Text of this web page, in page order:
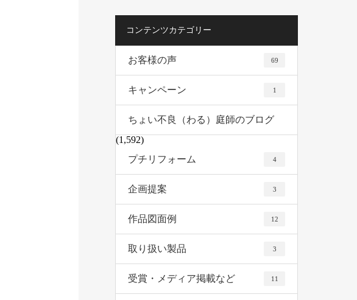
コンテンツカテゴリー
お客様の声 69
キャンペーン 1
ちょい不良（わる）庭師のブログ
(1,592)
プチリフォーム
4
企画提案 3
作品図面例 12
取り扱い製品 3
受賞・メディア掲載など 11